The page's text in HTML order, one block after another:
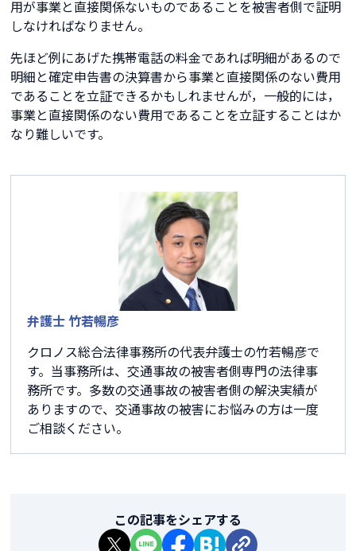
用が事業と直接関係ないものであることを被害者側で証明
しなければなりません。
先ほど例にあげた携帯電話の料金であれば明細があるので
明細と確定申告書の決算書から事業と直接関係のない費用
であることを立証できるかもしれませんが，一般的には，
事業と直接関係のない費用であることを立証することはか
なり難しいです。
弁護士 竹若暢彦
クロノス総合法律事務所の代表弁護士の竹若暢彦で
す。当事務所は、交通事故の被害者側専門の法律事
務所です。多数の交通事故の被害者側の解決実績が
ありますので、交通事故の被害にお悩みの方は一度
ご相談ください。
この記事をシェアする